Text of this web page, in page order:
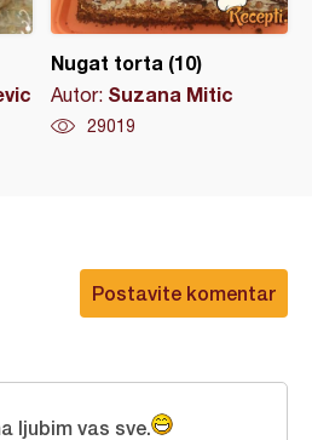
Nugat torta (10)
Autor: Suzana Mitic
29019
Postavite komentar
ljubim vas sve.